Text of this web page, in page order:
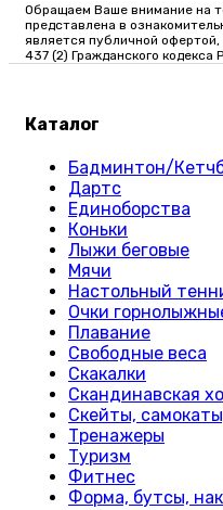
Обращаем Ваше внимание на
представлена в
является публичной
437 (2) Гражданского кодекса
Каталог
Бадминтон/
Дартс
Единоборства
Коньки
Лыжи беговые
Мячи
Настольный
Очки
Плавание
Свободные веса
Скакалки
Скандинавская
Скейты,
Тренажеры
Туризм
Фитнес
Форма, бутсы,